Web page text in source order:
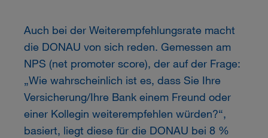
Auch bei der Weiterempfehlungsrate macht
die DONAU von sich reden. Gemessen am
NPS (net promoter score), der auf der Frage:
„Wie wahrscheinlich ist es, dass Sie Ihre
Versicherung/Ihre Bank einem Freund oder
einer Kollegin weiterempfehlen würden?“,
basiert, liegt diese für die DONAU bei 8 %